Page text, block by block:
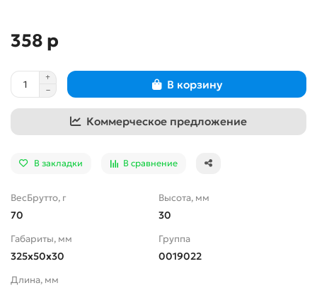
358 р
В корзину
Коммерческое предложение
В закладки В сравнение
ВесБрутто, г
70
Высота, мм
30
Габариты, мм
325x50x30
Группа
0019022
Длина, мм